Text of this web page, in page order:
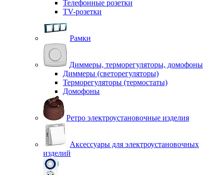
Телефонные розетки
TV-розетки
Рамки
Диммеры, терморегуляторы, домофоны
Диммеры (светорегуляторы)
Терморегуляторы (термостаты)
Домофоны
Ретро электроустановочные изделия
Аксессуары для электроустановочных
изделий